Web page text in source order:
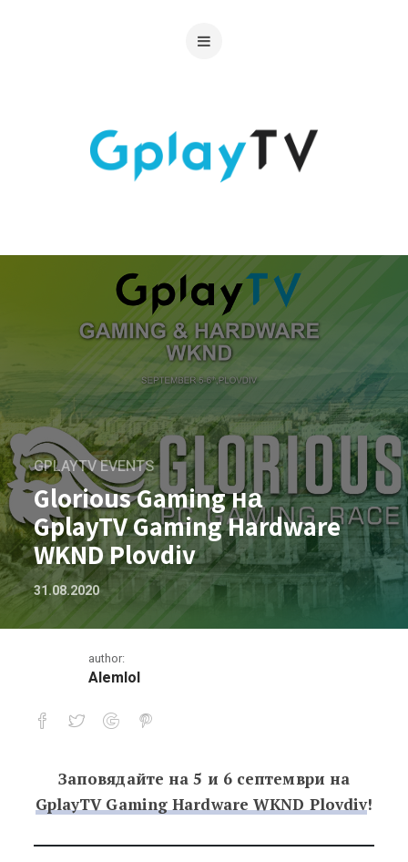
GPLAYTV EVENTS
Glorious Gaming на
GplayTV Gaming Hardware
WKND Plovdiv
31.08.2020
author:
Alemlol
Glorious Gaming на GplayTV Gaming
Заповядайте на 5 и 6 септември на
GplayTV Gaming Hardware WKND Plovdiv!